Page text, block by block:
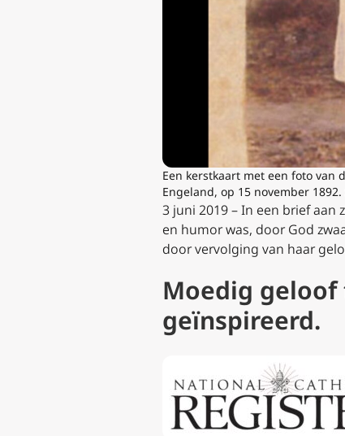
Een kerstkaart met een foto
Engeland, op 15 november
3 juni 2019 – In een brief aan
en humor was, door God
door vervolging van haar
Moedig
geïnspireerd.